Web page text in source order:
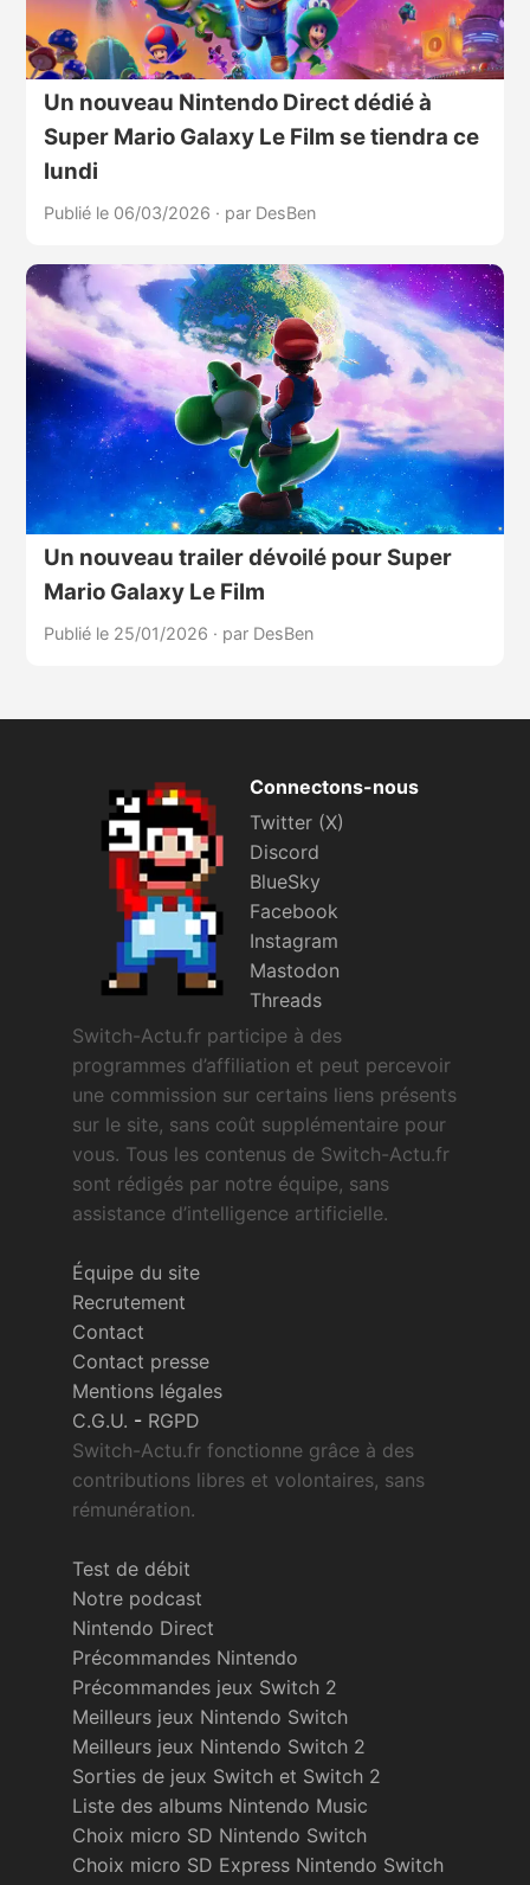
Un nouveau Nintendo Direct dédié à
Super Mario Galaxy Le Film se tiendra ce
lundi
Publié le 06/03/2026 · par DesBen
Un nouveau trailer dévoilé pour Super
Mario Galaxy Le Film
Publié le 25/01/2026 · par DesBen
Connectons-nous
Twitter (X)
Discord
BlueSky
Facebook
Instagram
Mastodon
Threads
Switch-Actu.fr participe à des
programmes d’affiliation et peut percevoir
une commission sur certains liens présents
sur le site, sans coût supplémentaire pour
vous. Tous les contenus de Switch-Actu.fr
sont rédigés par notre équipe, sans
assistance d’intelligence artificielle.
Équipe du site
Recrutement
Contact
Contact presse
Mentions légales
C.G.U. - RGPD
Switch-Actu.fr fonctionne grâce à des
contributions libres et volontaires, sans
rémunération.
Test de débit
Notre podcast
Nintendo Direct
Précommandes Nintendo
Précommandes jeux Switch 2
Meilleurs jeux Nintendo Switch
Meilleurs jeux Nintendo Switch 2
Sorties de jeux Switch et Switch 2
Liste des albums Nintendo Music
Choix micro SD Nintendo Switch
Choix micro SD Express Nintendo Switch